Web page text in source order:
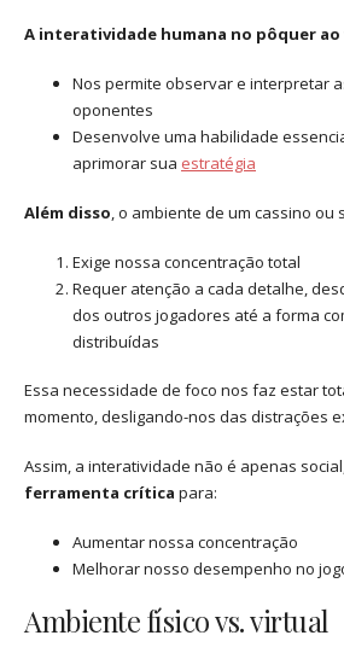
A interatividade humana no pôquer ao
Nos permite observar e interpretar
oponentes
Desenvolve uma habilidade
aprimorar sua estratégia
Além disso, o ambiente de um cassino ou
Exige nossa concentração total
Requer atenção a cada detalhe,
dos outros jogadores até a forma
distribuídas
Essa necessidade de foco nos faz estar
momento, desligando-nos das distrações
Assim, a interatividade não é apenas
ferramenta crítica para:
Aumentar nossa concentração
Melhorar nosso desempenho no
Ambiente físico vs. virtual